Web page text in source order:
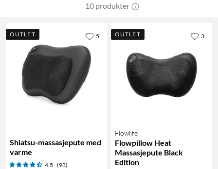
10 produkter
OUTLET
Shiatsu-massasjepute med
varme
4.5 (93)
5 OUTLET
Flowlife
Flowpillow Heat
Massasjepute Black
Edition
3